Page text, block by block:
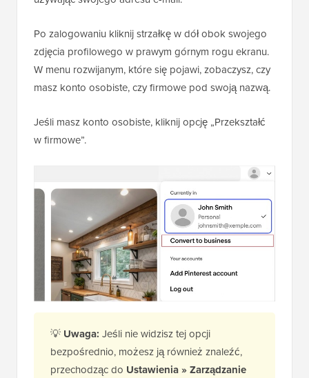
Po zalogowaniu kliknij strzałkę w dół obok swojego
zdjęcia profilowego w prawym górnym rogu ekranu.
W menu rozwijanym, które się pojawi, zobaczysz, czy
masz konto osobiste, czy firmowe pod swoją nazwą.
Jeśli masz konto osobiste, kliknij opcję „Przekształć
w firmowe”.
💡 Uwaga: Jeśli nie widzisz tej opcji
bezpośrednio, możesz ją również znaleźć,
przechodząc do Ustawienia » Zarządzanie